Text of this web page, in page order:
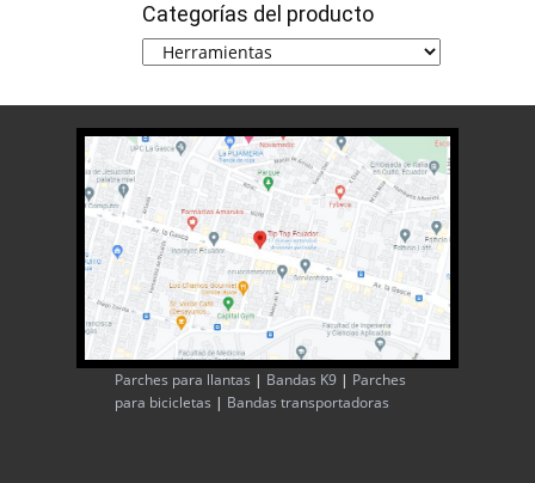
Categorías del producto
Parches para llantas | Bandas K9 | Parches
para bicicletas | Bandas transportadoras